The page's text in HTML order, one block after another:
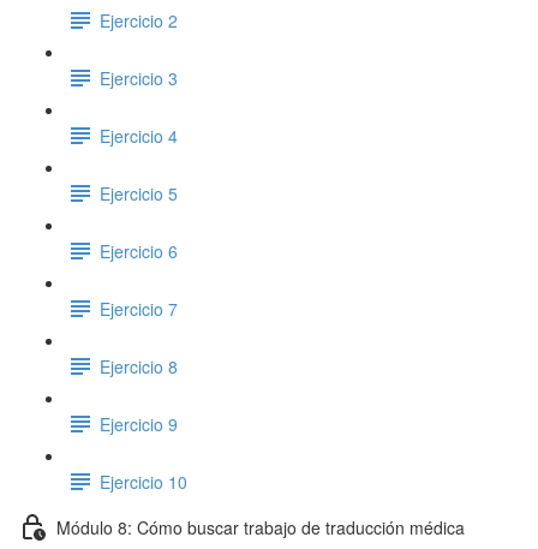
Ejercicio 2
Ejercicio 3
Ejercicio 4
Ejercicio 5
Ejercicio 6
Ejercicio 7
Ejercicio 8
Ejercicio 9
Ejercicio 10
Módulo 8: Cómo buscar trabajo de traducción médica